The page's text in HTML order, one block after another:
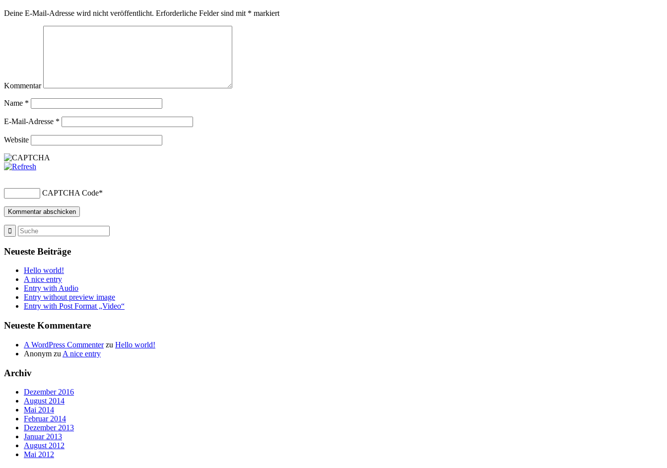
Deine E-Mail-Adresse wird nicht veröffentlicht. Erforderliche Felder sind mit * markiert
Kommentar
Name *
E-Mail-Adresse *
Website
CAPTCHA Code*
Neueste Beiträge
Hello world!
A nice entry
Entry with Audio
Entry without preview image
Entry with Post Format „Video“
Neueste Kommentare
A WordPress Commenterzu Hello world!
Anonym zu A nice entry
Archiv
Dezember 2016
August 2014
Mai 2014
Februar 2014
Dezember 2013
Januar 2013
August 2012
Mai 2012